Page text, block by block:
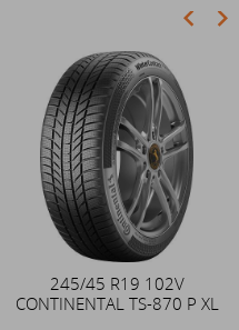
245/45 R19 102V
CONTINENTAL TS-870 P XL
Duše 12x4 (4.00-4) kovový
zahnutý ventil TR87